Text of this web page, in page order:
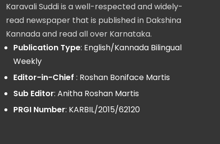
Karavali Suddi is a well-respected and widely-
read newspaper that is published in Dakshina
Kannada and read all over Karnataka.
Publication Type: English/Kannada Bilingual
Weekly
Editor-in-Chief : Roshan Boniface Martis
Sub Editor: Anitha Roshan Martis
PRGI Number: KARBIL/2015/62120